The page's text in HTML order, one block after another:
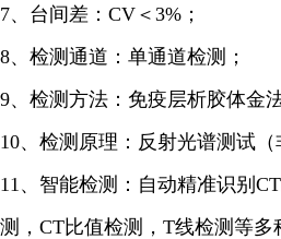
7、台间差：CV＜3%；
8、检测通道：单通道检测；
9、检测方法：免疫层析胶体金
10、检测原理：反射光谱测试（
11、智能检测：自动精准识别
测，CT比值检测，T线检测等多